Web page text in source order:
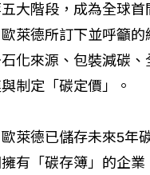
大階段，成為全球首
萊德所訂下並呼籲的
化來源、包裝減碳
制定「碳定價」。
萊德已儲存未來5年
有「碳存簿」的企業